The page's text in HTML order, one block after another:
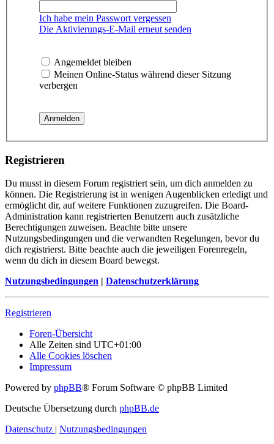
Ich habe mein Passwort vergessen
Die Aktivierungs-E-Mail erneut senden
Angemeldet bleiben
Meinen Online-Status während dieser Sitzung
verbergen
Registrieren
Du musst in diesem Forum registriert sein, um dich anmelden zu
können. Die Registrierung ist in wenigen Augenblicken erledigt und
ermöglicht dir, auf weitere Funktionen zuzugreifen. Die Board-
Administration kann registrierten Benutzern auch zusätzliche
Berechtigungen zuweisen. Beachte bitte unsere
Nutzungsbedingungen und die verwandten Regelungen, bevor du
dich registrierst. Bitte beachte auch die jeweiligen Forenregeln,
wenn du dich in diesem Board bewegst.
Nutzungsbedingungen | Datenschutzerklärung
Registrieren
Foren-Übersicht
Alle Zeiten sind UTC+01:00
Alle Cookies löschen
Impressum
Powered by phpBB® Forum Software © phpBB Limited
Deutsche Übersetzung durch phpBB.de
Datenschutz | Nutzungsbedingungen